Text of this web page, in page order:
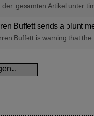
den gesamten Artikel unter
Buffett sends a blunt
Buffett is warning that